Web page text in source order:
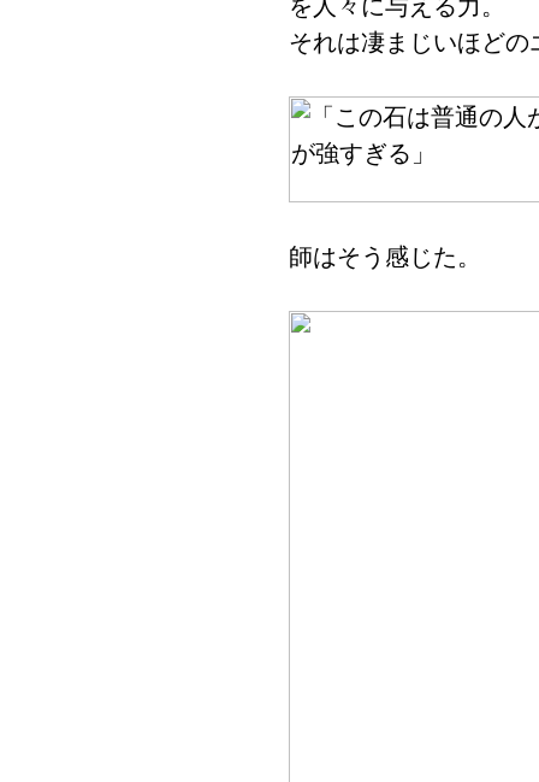
を人々に与える力。
それは凄まじいほど
師はそう感じた。